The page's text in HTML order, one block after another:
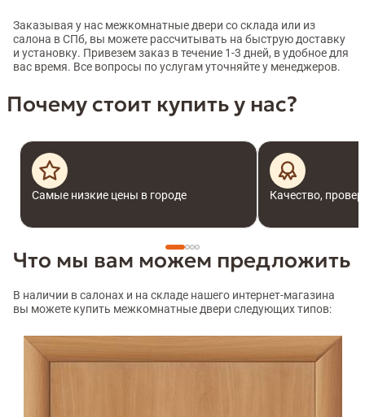
Заказывая у нас межкомнатные двери со склада или из
салона в СПб, вы можете рассчитывать на быструю доставку
и установку. Привезем заказ в течение 1-3 дней, в удобное для
вас время. Все вопросы по услугам уточняйте у менеджеров.
Почему стоит купить у нас?
Самые низкие цены в городе Качество,
Что мы вам можем предложить
В наличии в салонах и на складе нашего интернет-магазина
вы можете купить межкомнатные двери следующих типов: